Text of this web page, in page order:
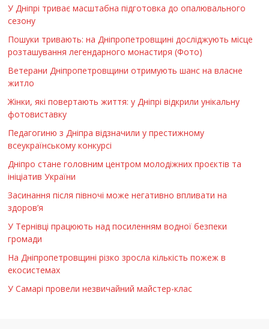
У Дніпрі триває масштабна підготовка до опалювального
сезону
Пошуки тривають: на Дніпропетровщині досліджують місце
розташування легендарного монастиря (Фото)
Ветерани Дніпропетровщини отримують шанс на власне
житло
Жінки, які повертають життя: у Дніпрі відкрили унікальну
фотовиставку
Педагогиню з Дніпра відзначили у престижному
всеукраїнському конкурсі
Дніпро стане головним центром молодіжних проєктів та
ініціатив України
Засинання після півночі може негативно впливати на
здоров’я
У Тернівці працюють над посиленням водної безпеки
громади
На Дніпропетровщині різко зросла кількість пожеж в
екосистемах
У Самарі провели незвичайний майстер-клас